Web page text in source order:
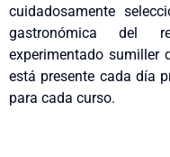
cuidadosamente
gastronómica del
experimentado sumiller
está presente cada día
para cada curso.